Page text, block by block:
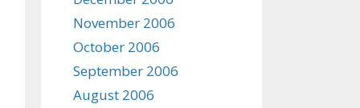
November 2006
October 2006
September 2006
August 2006